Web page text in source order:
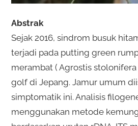
Abstrak
Sejak 2016, sindrom busuk
terjadi pada putting green
merambat ( Agrostis stolonifera
golf di Jepang. Jamur umum
simptomatik ini. Analisis
menggunakan metode